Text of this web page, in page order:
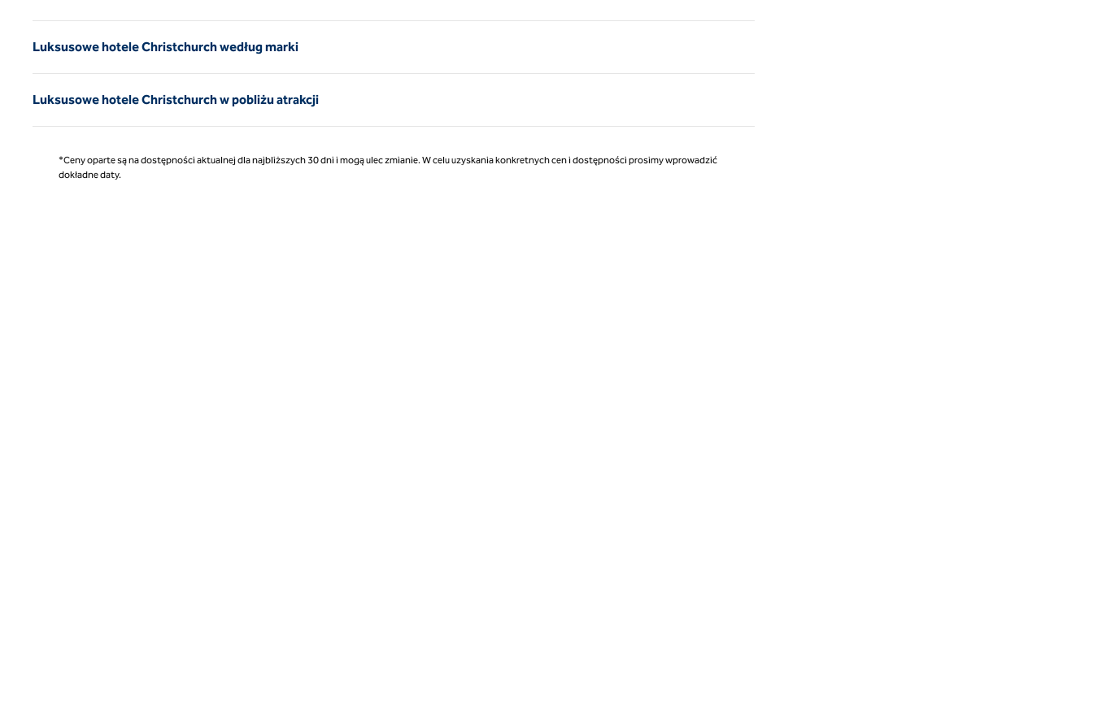
Luksusowe hotele Christchurch według marki
Luksusowe hotele Christchurch w pobliżu atrakcji
*Ceny oparte są na dostępności aktualnej dla najbliższych 30 dni i mogą ulec zmianie. W celu uzyskania konkretnych cen i dostępności prosimy wprowadzić
dokładne daty.